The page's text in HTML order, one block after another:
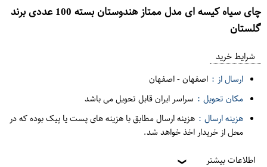
چای سیاه کیسه ای مدل ممتاز هندوستان بسته 100 عددی برند
گلستان
م
د
ه
ف
ر
و
ش
شرایط خرید
ارسال از : اصفهان-اصفهان
مکان تحویل : سراسر ایران قابل تحویل می باشد
هزینه ارسال : هزینه ارسال مطابق با هزینه های پست یا پیک بوده که در
محل از خریدار اخذ خواهد شد.
اطلاعات بیشتر ❯